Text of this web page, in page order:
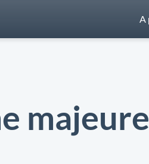
A
majeure